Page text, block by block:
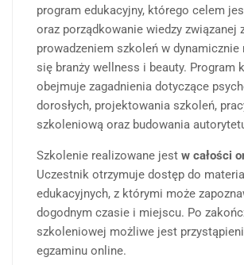
program edukacyjny, którego celem
oraz porządkowanie wiedzy związanej
prowadzeniem szkoleń w dynamicznie
się branży wellness i beauty. Program
obejmuje zagadnienia dotyczące
dorosłych, projektowania szkoleń,
szkoleniową oraz budowania
Szkolenie realizowane jest w całości
Uczestnik otrzymuje dostęp do
edukacyjnych, z którymi może
dogodnym czasie i miejscu. Po
szkoleniowej możliwe jest
egzaminu online.